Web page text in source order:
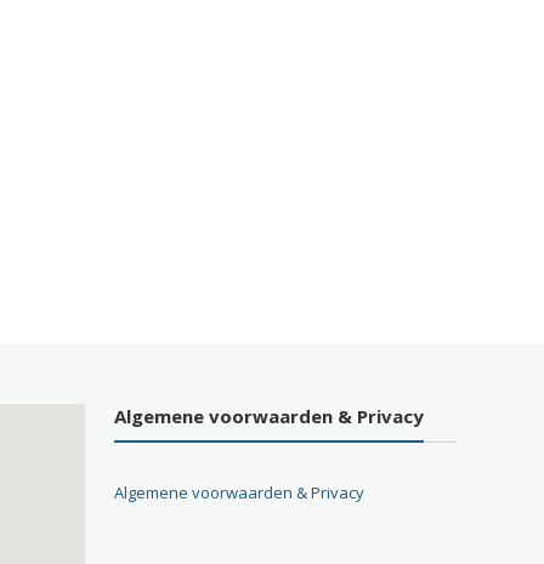
Algemene voorwaarden & Privacy
Algemene voorwaarden & Privacy